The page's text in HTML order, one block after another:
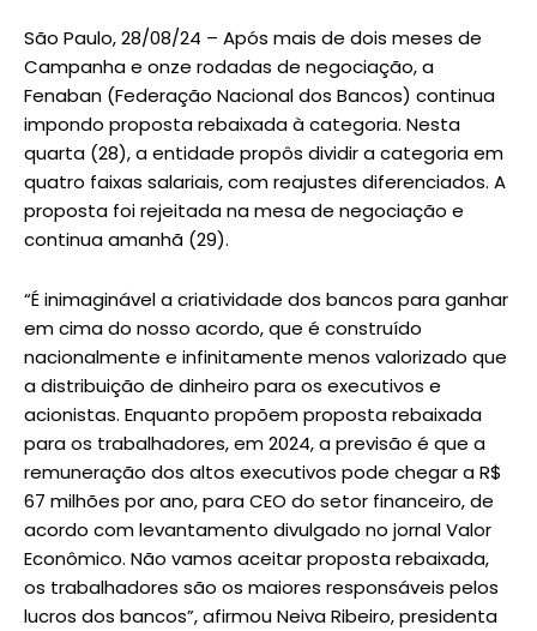
São Paulo, 28/08/24 – Após mais de dois meses de
Campanha e onze rodadas de negociação, a
Fenaban (Federação Nacional dos Bancos) continua
impondo proposta rebaixada à categoria. Nesta
quarta (28), a entidade propôs dividir a categoria em
quatro faixas salariais, com reajustes diferenciados. A
proposta foi rejeitada na mesa de negociação e
continua amanhã (29).
“É inimaginável a criatividade dos bancos para ganhar
em cima do nosso acordo, que é construído
nacionalmente e infinitamente menos valorizado que
a distribuição de dinheiro para os executivos e
acionistas. Enquanto propõem proposta rebaixada
para os trabalhadores, em 2024, a previsão é que a
remuneração dos altos executivos pode chegar a R$
67 milhões por ano, para CEO do setor financeiro, de
acordo com levantamento divulgado no jornal Valor
Econômico. Não vamos aceitar proposta rebaixada,
os trabalhadores são os maiores responsáveis pelos
lucros dos bancos”, afirmou Neiva Ribeiro, presidenta